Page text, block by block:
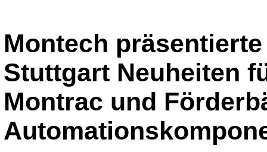
Montech
Stuttgart Neuheiten
Montrac und